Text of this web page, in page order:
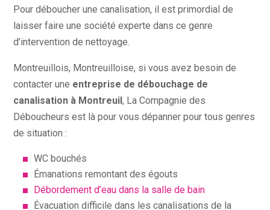
Pour déboucher une canalisation, il est primordial de
laisser faire une société experte dans ce genre
d’intervention de nettoyage.
Montreuillois, Montreuilloise, si vous avez besoin de
contacter une entreprise de débouchage de
canalisation à Montreuil, La Compagnie des
Déboucheurs est là pour vous dépanner pour tous genres
de situation :
WC bouchés
Émanations remontant des égouts
Débordement d’eau dans la salle de bain
Évacuation difficile dans les canalisations de la